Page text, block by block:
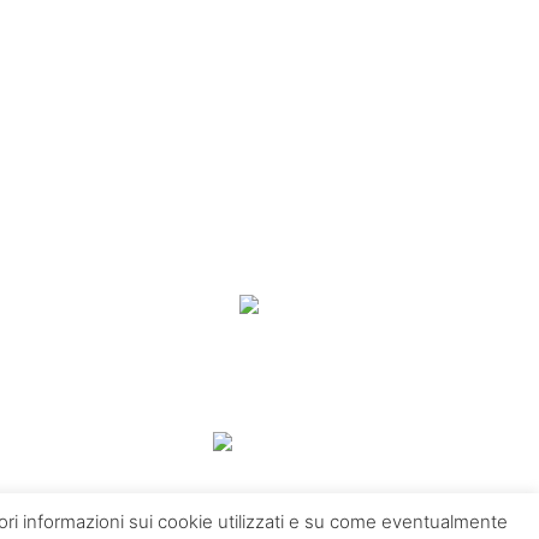
informazioni sui cookie utilizzati e su come eventualmente